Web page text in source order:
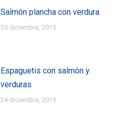
Salmón plancha con verdura
25 diciembre, 2015
Espaguetis con salmón y
verduras
24 diciembre, 2015